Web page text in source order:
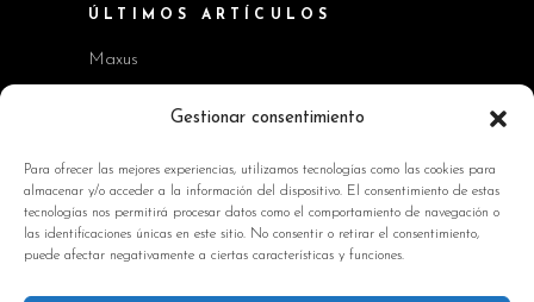
Gestionar consentimiento
Para ofrecer las mejores experiencias, utilizamos tecnologías como las cookies para
almacenar y/o acceder a la información del dispositivo. El consentimiento de estas
tecnologías nos permitirá procesar datos como el comportamiento de navegación o
las identificaciones únicas en este sitio. No consentir o retirar el consentimiento,
puede afectar negativamente a ciertas características y funciones.
ÚLTIMOS ARTÍCULOS
Maxus
Workshop BMW Neue Klasse
Kia EV2 y Kia Seltos
Skoda Octavia RS